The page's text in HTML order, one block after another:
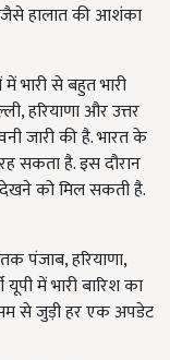
जैसे हालात की आशंका
भारी से बहुत भारी
हरियाणा और उत्तर
जारी की है. भारत के
सकता है. इस दौरान
को मिल सकती है.
पंजाब, हरियाणा,
में भारी बारिश का
से जुड़ी हर एक अपडेट